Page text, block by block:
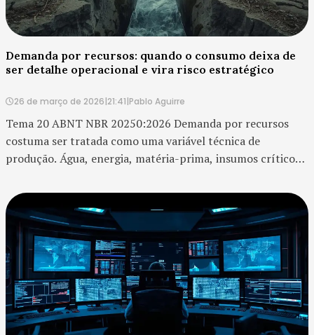
Demanda por recursos: quando o consumo deixa de
ser detalhe operacional e vira risco estratégico
26 de março de 2026|21:41|Pablo Aguirre
Tema 20 ABNT NBR 20250:2026 Demanda por recursos
costuma ser tratada como uma variável técnica de
produção. Água, energia, matéria-prima, insumos críticos,
na conta como elementos de custo e disponibili...